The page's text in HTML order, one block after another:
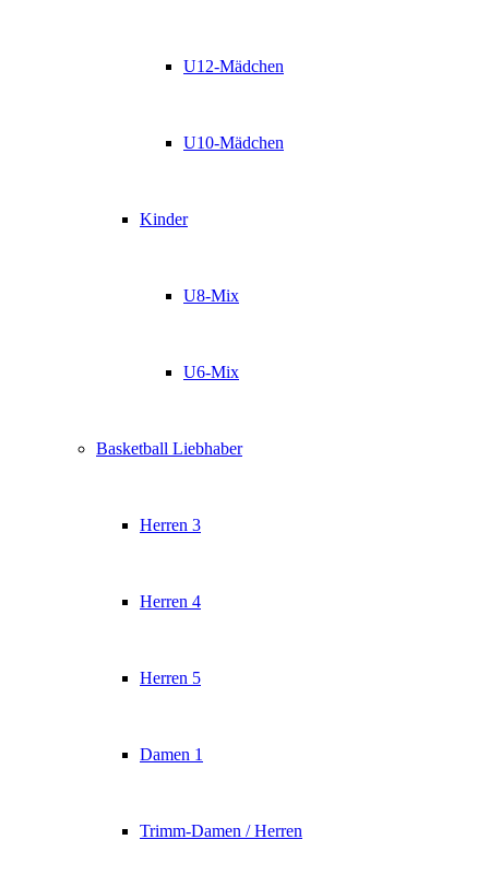
U12-Mädchen
U10-Mädchen
Kinder
U8-Mix
U6-Mix
Basketball Liebhaber
Herren 3
Herren 4
Herren 5
Damen 1
Trimm-Damen / Herren